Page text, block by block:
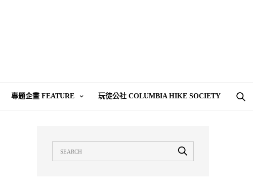
專題企畫 FEATURE 玩徒公社 COLUMBIA HIKE SOCIETY